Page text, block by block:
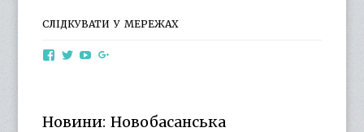
СЛІДКУВАТИ У МЕРЕЖАХ
ViewViewView
YouTube
Новини: Новобасанська